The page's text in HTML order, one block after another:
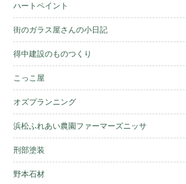
ハートペイント
街のガラス屋さんの小日記
得中建設のものつくり
こっこ屋
オズプランニング
浜松ふれあい農園ファーマーズニッサ
刑部塗装
野本石材